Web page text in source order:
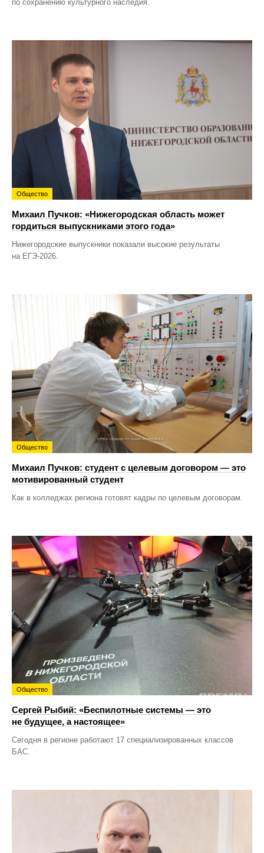
по сохранению культурного наследия.
Общество
Михаил Пучков: «Нижегородская область может
гордиться выпускниками этого года»
Нижегородские выпускники показали высокие результаты
на ЕГЭ-2026.
Общество
Михаил Пучков: студент с целевым договором — это
мотивированный студент
Как в колледжах региона готовят кадры по целевым договорам.
Общество
Сергей Рыбий: «Беспилотные системы — это
не будущее, а настоящее»
Сегодня в регионе работают 17 специализированных классов
БАС.